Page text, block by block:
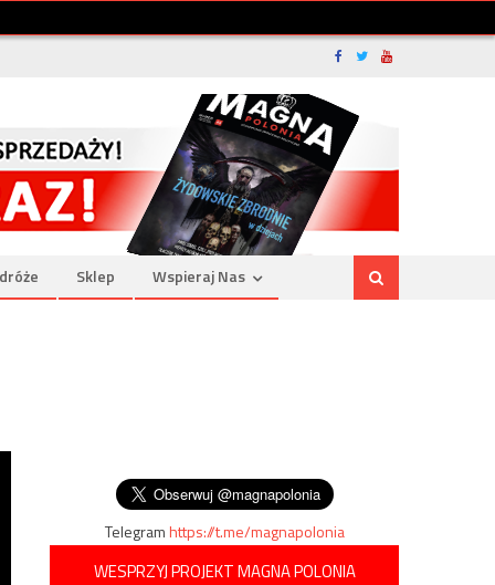
Sklep Wspieraj Nas
Telegramhttps://t.me/magnapolonia
WESPRZYJ PROJEKT MAGNA POLONIA